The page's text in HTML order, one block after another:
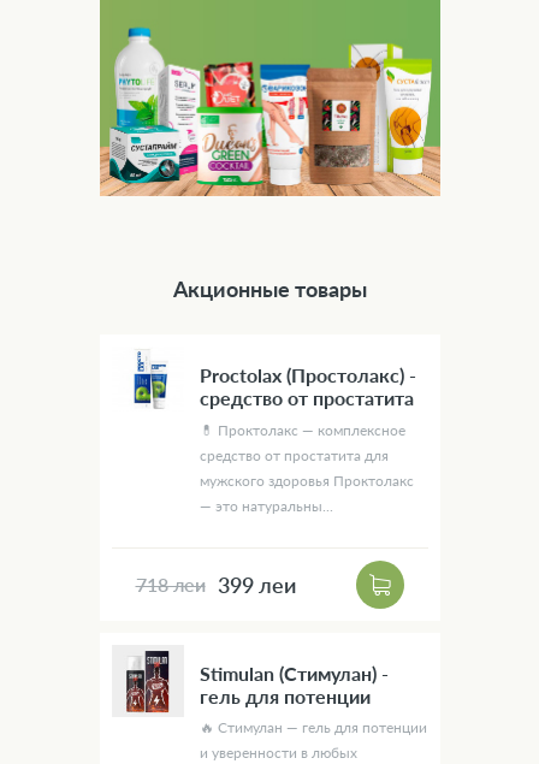
Акционные товары
Proctolax (Простолакс) -
средство от простатита
💊 Проктолакс — комплексное
средство от простатита для
мужского здоровья Проктолакс
— это натуральны...
718 леи 399 леи
Stimulan (Стимулан) -
гель для потенции
🔥 Стимулан — гель для потенции
и уверенности в любых